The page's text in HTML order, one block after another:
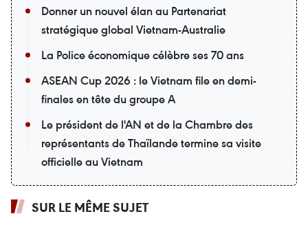
Donner un nouvel élan au Partenariat
stratégique global Vietnam-Australie
La Police économique célèbre ses 70 ans
ASEAN Cup 2026 : le Vietnam file en demi-
finales en tête du groupe A
Le président de l'AN et de la Chambre des
représentants de Thaïlande termine sa visite
officielle au Vietnam
SUR LE MÊME SUJET